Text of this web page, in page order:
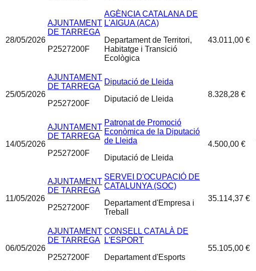
28/05/2026
AJUNTAMENT
DE TARREGA
P2527200F
AGÈNCIA CATALANA DE
L'AIGUA (ACA)
Departament de Territori,
Habitatge i Transició
Ecològica
43.011,00 €
25/05/2026
AJUNTAMENT
DE TARREGA
P2527200F
Diputació de Lleida
Diputació de Lleida
8.328,28 €
14/05/2026
AJUNTAMENT
DE TARREGA
P2527200F
Patronat de Promoció
Econòmica de la Diputació
de Lleida
Diputació de Lleida
4.500,00 €
11/05/2026
AJUNTAMENT
DE TARREGA
P2527200F
SERVEI D'OCUPACIÓ DE
CATALUNYA (SOC)
Departament d'Empresa i
Treball
35.114,37 €
06/05/2026
AJUNTAMENT
DE TARREGA
P2527200F
CONSELL CATALÀ DE
L'ESPORT
Departament d'Esports
55.105,00 €